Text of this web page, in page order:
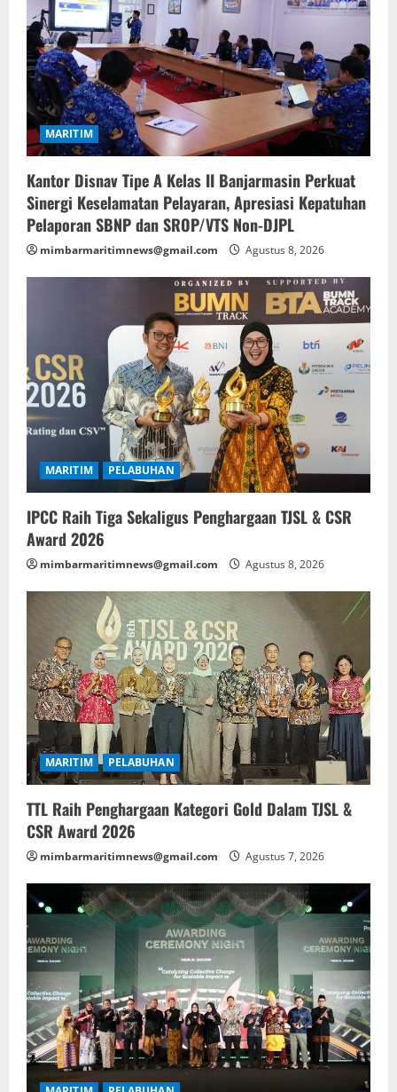
MARITIM
Kantor Disnav Tipe A Kelas II Banjarmasin Perkuat
Sinergi Keselamatan Pelayaran, Apresiasi Kepatuhan
Pelaporan SBNP dan SROP/VTS Non-DJPL
mimbarmaritimnews@gmail.com Agustus 8, 2026
MARITIM PELABUHAN
IPCC Raih Tiga Sekaligus Penghargaan TJSL & CSR
Award 2026
mimbarmaritimnews@gmail.com Agustus 8, 2026
MARITIM PELABUHAN
TTL Raih Penghargaan Kategori Gold Dalam TJSL &
CSR Award 2026
mimbarmaritimnews@gmail.com Agustus 7, 2026